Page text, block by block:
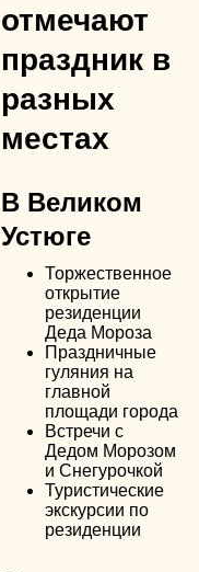
отмечают
праздник в
разных
местах
В Великом
Устюге
Торжественное
открытие
резиденции
Деда Мороза
Праздничные
гуляния на
главной
площади города
Встречи с
Дедом Морозом
и Снегурочкой
Туристические
экскурсии по
резиденции